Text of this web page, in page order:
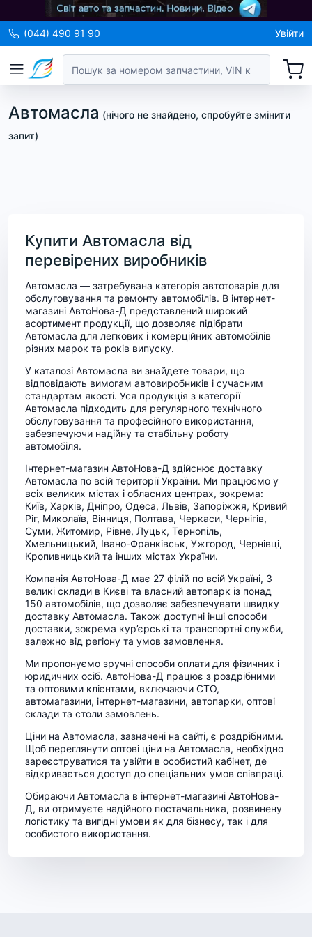
(044) 490 91 90 Увійти
Автомасла (нічого не знайдено, спробуйте змінити
запит)
Купити Автомасла від
перевірених виробників
Автомасла — затребувана категорія автотоварів для
обслуговування та ремонту автомобілів. В інтернет-
магазині АвтоНова-Д представлений широкий
асортимент продукції, що дозволяє підібрати
Автомасла для легкових і комерційних автомобілів
різних марок та років випуску.
У каталозі Автомасла ви знайдете товари, що
відповідають вимогам автовиробників і сучасним
стандартам якості. Уся продукція з категорії
Автомасла підходить для регулярного технічного
обслуговування та професійного використання,
забезпечуючи надійну та стабільну роботу
автомобіля.
Інтернет-магазин АвтоНова-Д здійснює доставку
Автомасла по всій території України. Ми працюємо у
всіх великих містах і обласних центрах, зокрема:
Київ, Харків, Дніпро, Одеса, Львів, Запоріжжя, Кривий
Ріг, Миколаїв, Вінниця, Полтава, Черкаси, Чернігів,
Суми, Житомир, Рівне, Луцьк, Тернопіль,
Хмельницький, Івано-Франківськ, Ужгород, Чернівці,
Кропивницький та інших містах України.
Компанія АвтоНова-Д має 27 філій по всій Україні, 3
великі склади в Києві та власний автопарк із понад
150 автомобілів, що дозволяє забезпечувати швидку
доставку Автомасла. Також доступні інші способи
доставки, зокрема кур’єрські та транспортні служби,
залежно від регіону та умов замовлення.
Ми пропонуємо зручні способи оплати для фізичних і
юридичних осіб. АвтоНова-Д працює з роздрібними
та оптовими клієнтами, включаючи СТО,
автомагазини, інтернет-магазини, автопарки, оптові
склади та столи замовлень.
Ціни на Автомасла, зазначені на сайті, є роздрібними.
Щоб переглянути оптові ціни на Автомасла, необхідно
зареєструватися та увійти в особистий кабінет, де
відкривається доступ до спеціальних умов співпраці.
Обираючи Автомасла в інтернет-магазині АвтоНова-
Д, ви отримуєте надійного постачальника, розвинену
логістику та вигідні умови як для бізнесу, так і для
особистого використання.